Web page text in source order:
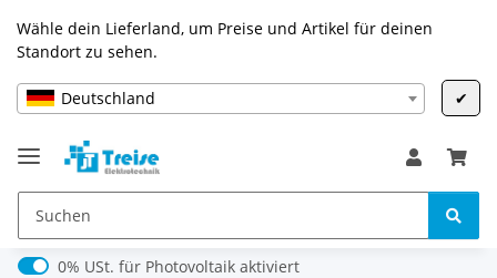
Wähle dein Lieferland, um Preise und Artikel für deinen
Standort zu sehen.
Deutschland ✔
0% USt. für Photovoltaik (§ 12 Abs. 3 UStG)
0% USt. für Photovoltaik aktiviert